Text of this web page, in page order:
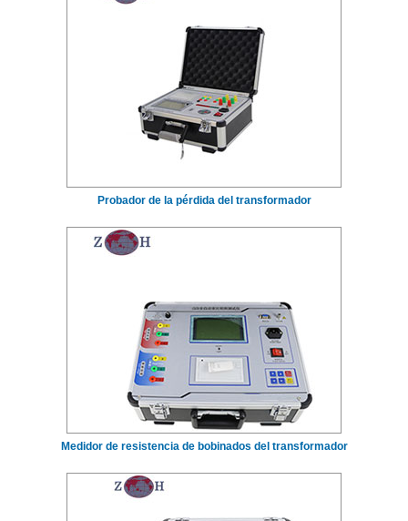
Probador de la pérdida del transformador
Medidor de resistencia de bobinados del transformador